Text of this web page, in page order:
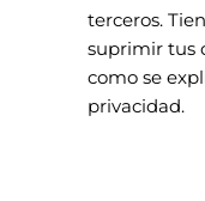
terceros.
suprimir tus
como se
privacidad.